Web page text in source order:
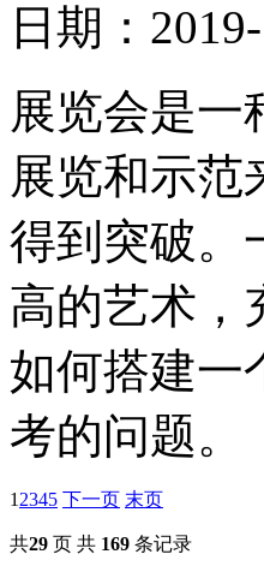
日期：
展览会是一
展览和示范
得到突破。
高的艺术，
如何搭建一
考的问题。
1 2345 下一页 末页
共29 页 共 169 条记录